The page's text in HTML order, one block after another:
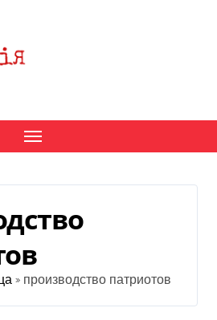
» производство патриотов